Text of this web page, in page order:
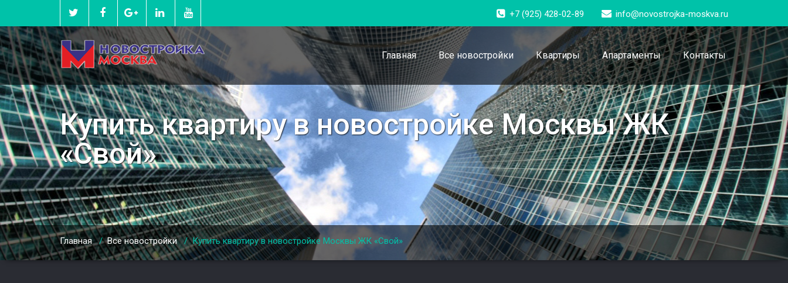
+7 (925) 428-02-89 info@novostrojka-moskva.ru
Главная Все новостройки Квартиры Апартаменты Контакты
Купить квартиру в новостройке Москвы ЖК
«Свой»
Главная/Все новостройки/Купить квартиру в новостройке Москвы ЖК «Свой»